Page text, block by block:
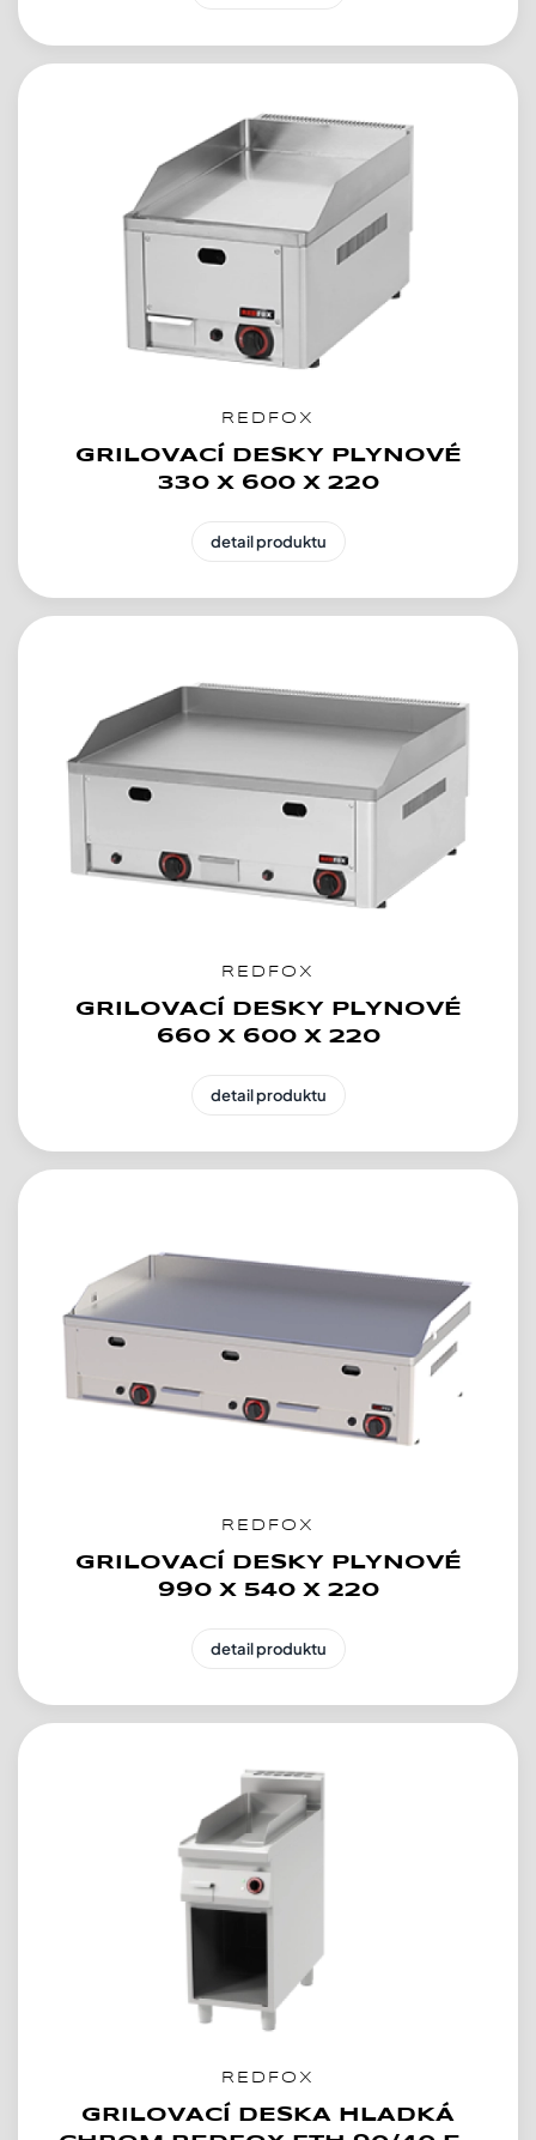
REDFOX
GRILOVACÍ DESKY PLYNOVÉ
330 X 600 X 220
detail produktu
REDFOX
GRILOVACÍ DESKY PLYNOVÉ
660 X 600 X 220
detail produktu
REDFOX
GRILOVACÍ DESKY PLYNOVÉ
990 X 540 X 220
detail produktu
REDFOX
GRILOVACÍ DESKA HLADKÁ